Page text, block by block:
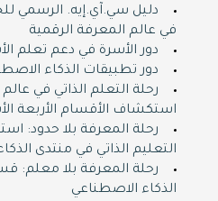
دليل سي.آي.إيه. الرسمي
في عالم المعرفة الرقمية
دور الأسرة في دعم تعلم
دور تطبيقات الذكاء
رحلة التعلم الذاتي في
استكشاف الأقسام الأربعة
رحلة المعرفة بلا حدود:
التعليم الذاتي في منتدى
رحلة المعرفة بلا معلم:
الذكاء الاصطناعي